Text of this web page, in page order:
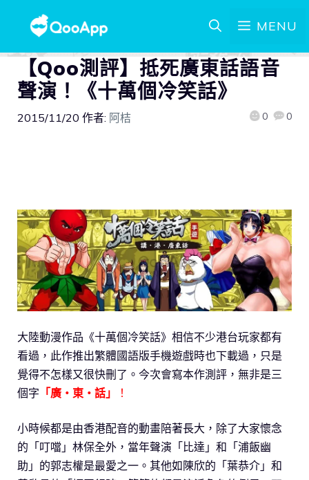
MENU
【Qoo測評】抵死廣東話語音
聲演！《十萬個冷笑話》
2015/11/20 作者: 阿桔 0 0
大陸動漫作品《十萬個冷笑話》相信不少港台玩家都有
看過，此作推出繁體國語版手機遊戲時也下載過，只是
覺得不怎樣又很快刪了。今次會寫本作測評，無非是三
個字 「廣‧東‧話」 ！
小時候都是由香港配音的動畫陪著長大，除了大家懷念
的「叮噹」林保全外，當年聲演「比達」和「浦飯幽
助」的郭志權是最愛之一。其他如陳欣的「葉恭介」和